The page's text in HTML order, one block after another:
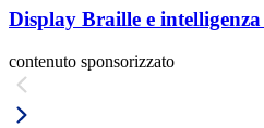
Display Braille e
contenuto sponsorizzato